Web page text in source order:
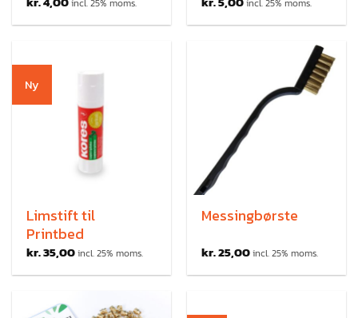
incl. 25% moms. incl. 25% moms.
Ny
Limstift til
Printbed
kr.35,00incl. 25% moms.
Messingbørste
kr.25,00incl. 25% moms.